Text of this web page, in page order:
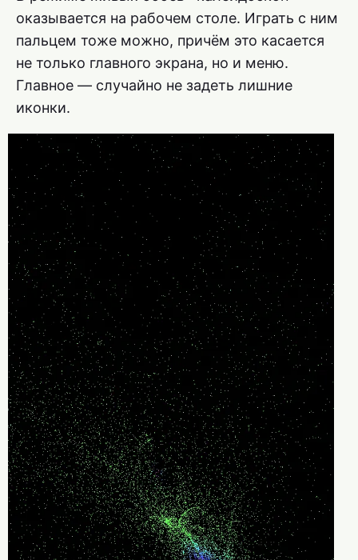
оказывается на рабочем столе. Играть с ним
пальцем тоже можно, причём это касается
не только главного экрана, но и меню.
Главное — случайно не задеть лишние
иконки.